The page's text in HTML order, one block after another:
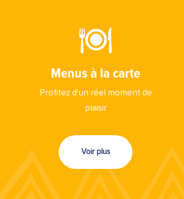
Menus à la carte
Profitez d'un réel moment de
plaisir
Voir plus